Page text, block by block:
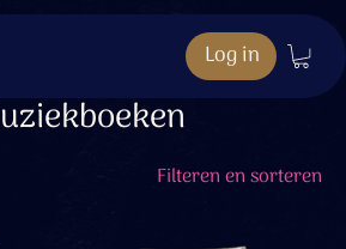
Log in
Filteren en sorteren